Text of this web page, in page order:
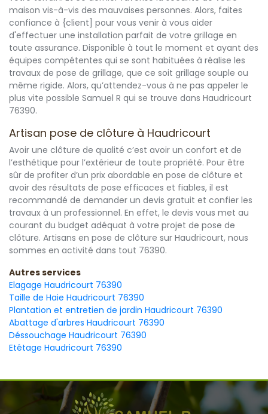
maison vis-à-vis des mauvaises personnes. Alors, faites
confiance à {client] pour vous venir à vous aider
d'effectuer une installation parfait de votre grillage en
toute assurance. Disponible à tout le moment et ayant des
équipes compétentes qui se sont habituées à réalise les
travaux de pose de grillage, que ce soit grillage souple ou
même rigide. Alors, qu’attendez-vous à ne pas appeler le
plus vite possible Samuel R qui se trouve dans Haudricourt
76390.
Artisan pose de clôture à Haudricourt
Avoir une clôture de qualité c’est avoir un confort et de
l’esthétique pour l’extérieur de toute propriété. Pour être
sûr de profiter d’un prix abordable en pose de clôture et
avoir des résultats de pose efficaces et fiables, il est
recommandé de demander un devis gratuit et confier les
travaux à un professionnel. En effet, le devis vous met au
courant du budget adéquat à votre projet de pose de
clôture. Artisans en pose de clôture sur Haudricourt, nous
sommes en activité dans tout 76390.
Autres services
Elagage Haudricourt 76390
Taille de Haie Haudricourt 76390
Plantation et entretien de jardin Haudricourt 76390
Abattage d'arbres Haudricourt 76390
Déssouchage Haudricourt 76390
Etêtage Haudricourt 76390